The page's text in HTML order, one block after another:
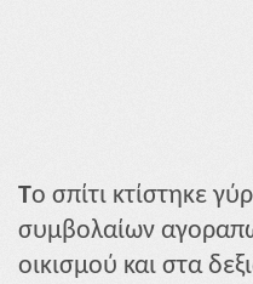
To σπίτι κτίστηκε
συμβολαίων
οικισμού και στα